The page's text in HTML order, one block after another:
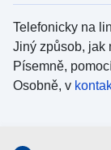
Telefonicky na
Jiný způsob, jak
Písemně, pomocí
Osobně, v